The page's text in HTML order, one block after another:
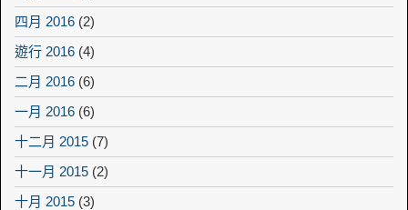
四月 2016 (2)
遊行 2016 (4)
二月 2016 (6)
一月 2016 (6)
十二月 2015 (7)
十一月 2015 (2)
十月 2015 (3)